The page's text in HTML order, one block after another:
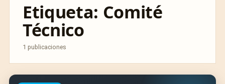
Etiqueta: Comité
Técnico
1 publicaciones